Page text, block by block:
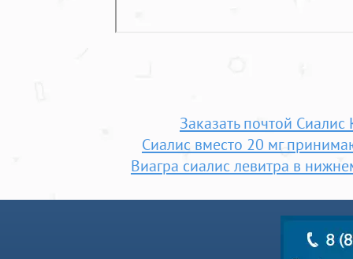
Заказать почтой Сиалис
Сиалис вместо 20 мг
Виагра сиалис левитра в